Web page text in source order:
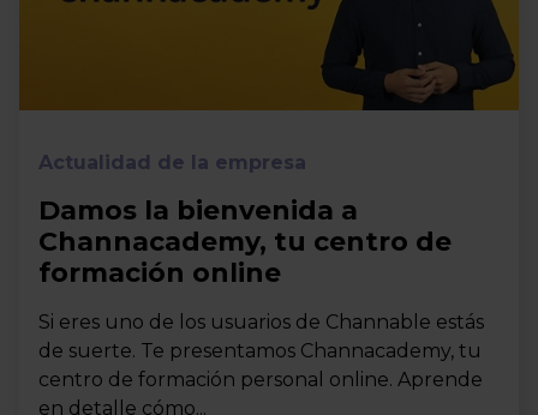
Actualidad de la empresa
Damos la bienvenida a
Channacademy, tu centro de
formación online
Si eres uno de los usuarios de Channable estás
de suerte. Te presentamos Channacademy, tu
centro de formación personal online. Aprende
en detalle cómo...